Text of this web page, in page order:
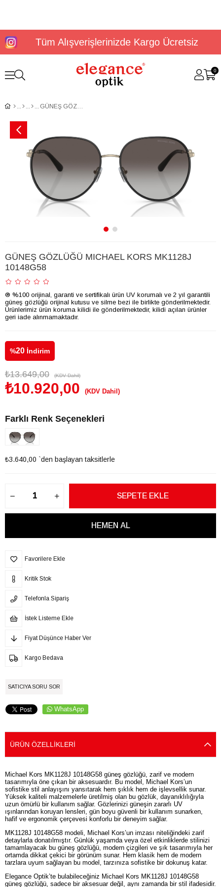
Tüm Alışverişlerinizde Kargo Ücretsiz
0
GÜNEŞ GÖZLÜĞÜ MICHAEL KORS MK1128J 10148G58
GÜNEŞ GÖZLÜĞÜ MICHAEL KORS MK1128J
10148G58
® %100 orijinal, garanti ve sertifikalı ürün UV korumalı ve 2 yıl garantili
güneş gözlüğü orijinal kutusu ve silme bezi ile birlikte gönderilmektedir.
Ürünlerimiz ürün koruma kilidi ile gönderilmektedir, kilidi açılan ürünler
geri iade alınmamaktadır.
%20 İndirim
₺13.649,00 (KDV Dahil)
₺10.920,00 (KDV Dahil)
Farklı Renk Seçenekleri
₺3.640,00 `den başlayan taksitlerle
Favorilere Ekle
Kritik Stok
Telefonla Sipariş
İstek Listeme Ekle
Fiyat Düşünce Haber Ver
Kargo Bedava
SATICIYA SORU SOR
WhatsApp
ÜRÜN ÖZELLIKLERI
Michael Kors MK1128J 10148G58 güneş gözlüğü, zarif ve modern
tasarımıyla öne çıkan bir aksesuardır. Bu model, Michael Kors’un
sofistike stil anlayışını yansıtarak hem şıklık hem de işlevsellik sunar.
Yüksek kaliteli malzemelerle üretilmiş olan bu gözlük, dayanıklılığıyla
uzun ömürlü bir kullanım sağlar. Gözlerinizi güneşin zararlı UV
ışınlarından koruyan lensleri, gün boyu güvenli bir kullanım sunarken,
hafif ve ergonomik çerçevesi konforlu bir deneyim sağlar.
MK1128J 10148G58 modeli, Michael Kors’un imzası niteliğindeki zarif
detaylarla donatılmıştır. Günlük yaşamda veya özel etkinliklerde stilinizi
tamamlayacak bu güneş gözlüğü, modern çizgileri ve şık tasarımıyla her
ortamda dikkat çekici bir görünüm sunar. Hem klasik hem de modern
tarzlara uyum sağlayan bu model, tarzınıza sofistike bir dokunuş katar.
Elegance Optik’te bulabileceğiniz Michael Kors MK1128J 10148G58
güneş gözlüğü, sadece bir aksesuar değil, aynı zamanda bir stil ifadesidir.